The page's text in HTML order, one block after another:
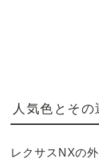
人気色とその
レクサスNXの